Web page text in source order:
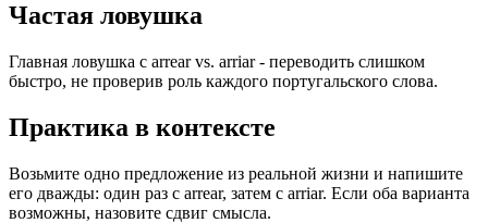
Частая ловушка
Главная ловушка с arrear vs. arriar - переводить слишком
быстро, не проверив роль каждого португальского слова.
Практика в контексте
Возьмите одно предложение из реальной жизни и напишите
его дважды: один раз с arrear, затем с arriar. Если оба варианта
возможны, назовите сдвиг смысла.